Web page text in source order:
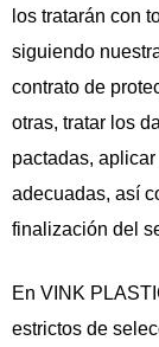
los tratarán con
siguiendo
contrato de
otras, tratar los
pactadas,
adecuadas, así
finalización del
En VINK
estrictos de